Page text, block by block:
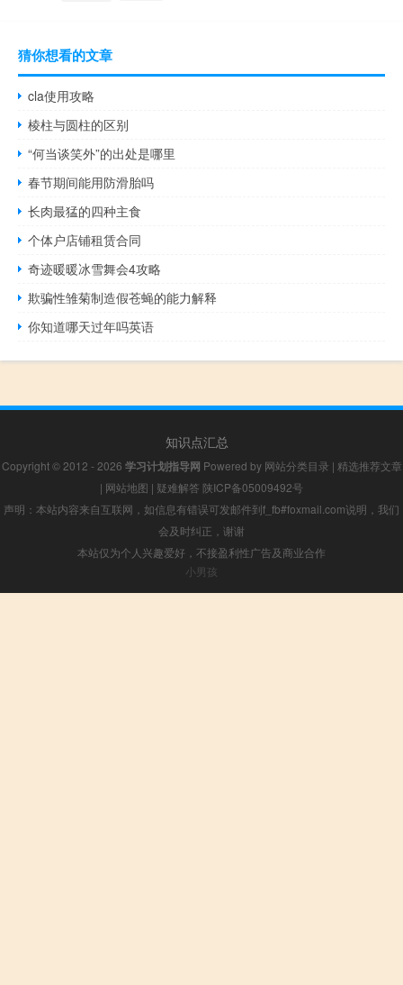
猜你想看的文章
cla使用攻略
棱柱与圆柱的区别
“何当谈笑外”的出处是哪里
春节期间能用防滑胎吗
长肉最猛的四种主食
个体户店铺租赁合同
奇迹暖暖冰雪舞会4攻略
欺骗性雏菊制造假苍蝇的能力解释
你知道哪天过年吗英语
知识点汇总
Copyright © 2012 - 2026 学习计划指导网 Powered by 网站分类目录 | 精选推荐文章
| 网站地图 | 疑难解答 陕ICP备05009492号
声明：本站内容来自互联网，如信息有错误可发邮件到f_fb#foxmail.com说明，我们
会及时纠正，谢谢
本站仅为个人兴趣爱好，不接盈利性广告及商业合作
小男孩